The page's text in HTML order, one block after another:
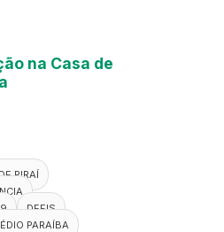
na Casa de
PIRAÍ
DEFIS
PARAÍBA